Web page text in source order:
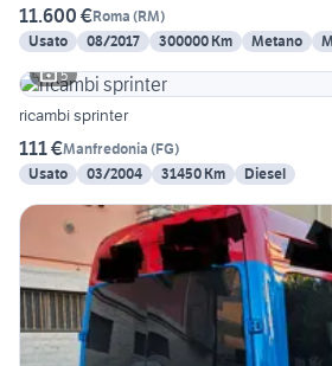
11.600 €Roma (RM)
Usato
08/2017 300000 Km Metano
5
ricambi sprinter
111 €Manfredonia (FG)
Usato
03/2004 31450 Km Diesel